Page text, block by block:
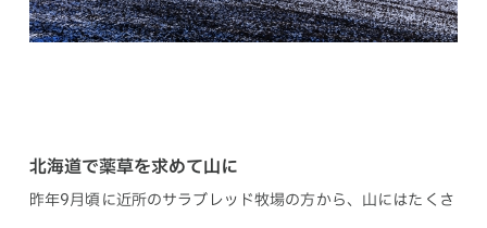
北海道で薬草を求めて山に
昨年9月頃に近所のサラブレッド牧場の方から、山にはたくさ